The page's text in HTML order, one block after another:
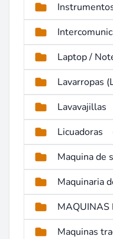
Laptop /
Lavarropas
Lavavajillas
Licuadoras
Maquina de
MAQUINAS
Maquinas